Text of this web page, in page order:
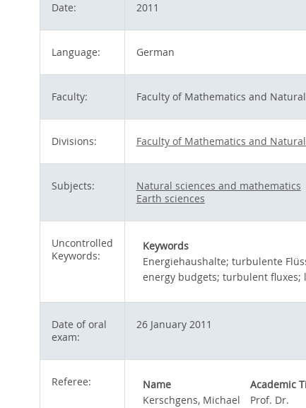
Date: 2011
Language: German
Faculty: Faculty of Mathematics and
Divisions: Faculty of Mathematics and
Subjects:
Natural sciences and mathematics
Earth sciences
Uncontrolled
Keywords:
Keywords
Energiehaushalte; turbulente
energy budgets; turbulent fluxes;
Date of oral
exam:
26 January 2011
Referee: Name
Academic
Kerschgens, Michael
Prof. Dr.